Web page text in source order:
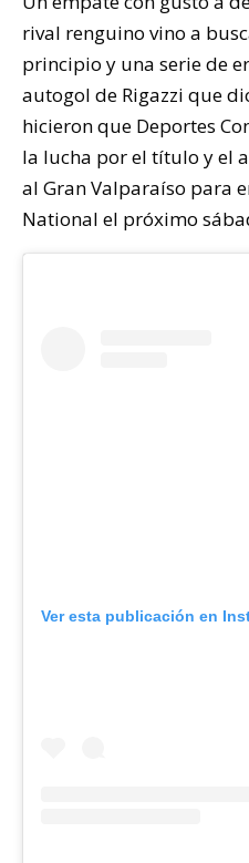
rival renguino vino a
principio y una serie de
autogol de Rigazzi que
hicieron que Deportes
la lucha por el título y el
al Gran Valparaíso para
National el próximo
Ver esta publicación en